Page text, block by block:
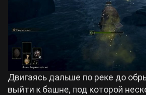
Двигаясь дальше по реке до
выйти к башне, под которой